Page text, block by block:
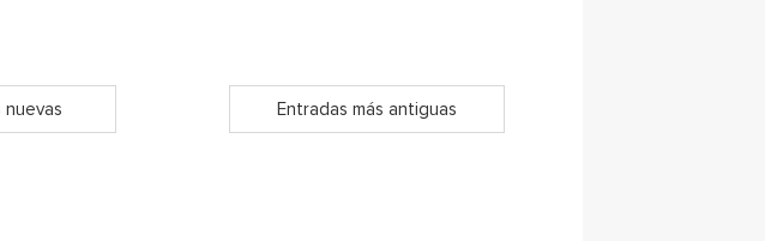
nuevas Entradas más antiguas